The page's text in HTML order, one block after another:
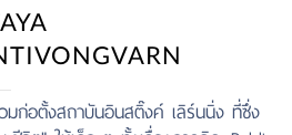
มก่อตั้งสถาบันอินสติ๊งค์ เลิร์นนิ่ง ที่ซึ่ง